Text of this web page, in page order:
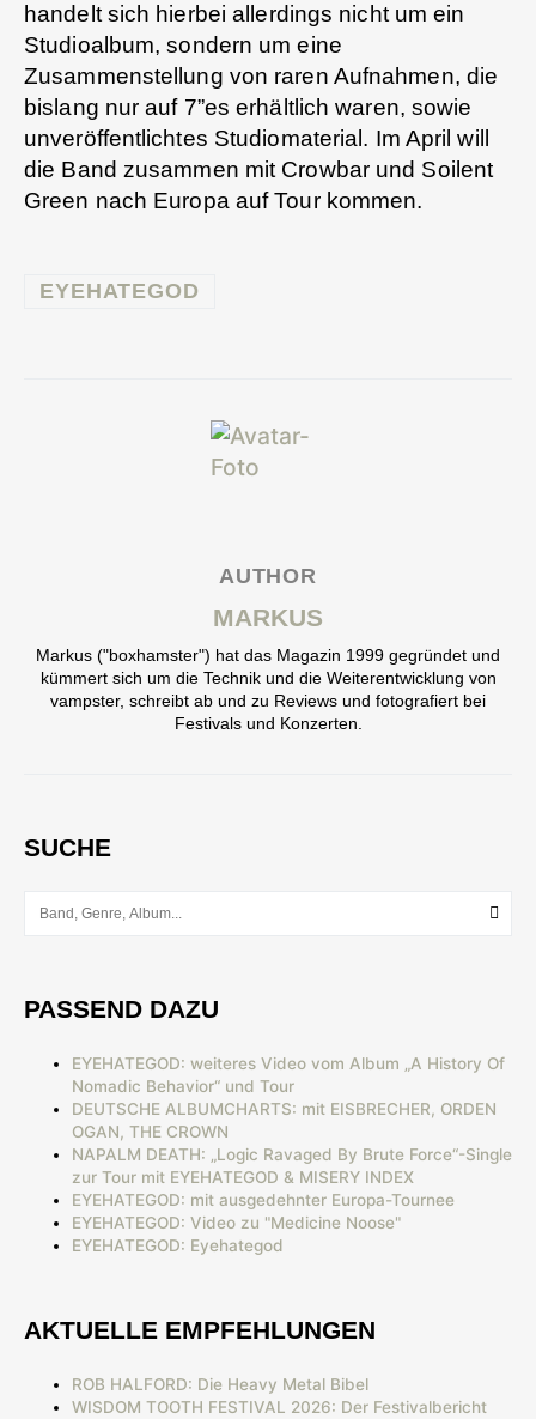
handelt sich hierbei allerdings nicht um ein
Studioalbum, sondern um eine
Zusammenstellung von raren Aufnahmen, die
bislang nur auf 7”es erhältlich waren, sowie
unveröffentlichtes Studiomaterial. Im April will
die Band zusammen mit Crowbar und Soilent
Green nach Europa auf Tour kommen.
EYEHATEGOD
AUTHOR
MARKUS
Markus ("boxhamster") hat das Magazin 1999 gegründet und
kümmert sich um die Technik und die Weiterentwicklung von
vampster, schreibt ab und zu Reviews und fotografiert bei
Festivals und Konzerten.
SUCHE
PASSEND DAZU
EYEHATEGOD: weiteres Video vom Album „A History Of
Nomadic Behavior“ und Tour
DEUTSCHE ALBUMCHARTS: mit EISBRECHER, ORDEN
OGAN, THE CROWN
NAPALM DEATH: „Logic Ravaged By Brute Force“-Single
zur Tour mit EYEHATEGOD & MISERY INDEX
EYEHATEGOD: mit ausgedehnter Europa-Tournee
EYEHATEGOD: Video zu "Medicine Noose"
EYEHATEGOD: Eyehategod
AKTUELLE EMPFEHLUNGEN
ROB HALFORD: Die Heavy Metal Bibel
WISDOM TOOTH FESTIVAL 2026: Der Festivalbericht